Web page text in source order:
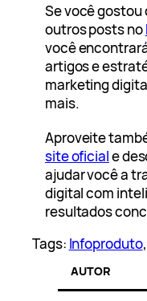
Se você
outros posts no
você
artigos e
marketing
mais.
Aproveite
site oficiale
ajudar você a
digital com
resultados
Tags: Infoproduto,
AUTOR